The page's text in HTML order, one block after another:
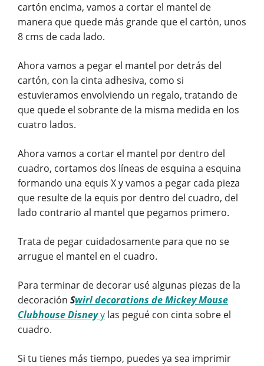
cartón encima, vamos a cortar el mantel de
manera que quede más grande que el cartón, unos
8 cms de cada lado.
Ahora vamos a pegar el mantel por detrás del
cartón, con la cinta adhesiva, como si
estuvieramos envolviendo un regalo, tratando de
que quede el sobrante de la misma medida en los
cuatro lados.
Ahora vamos a cortar el mantel por dentro del
cuadro, cortamos dos líneas de esquina a esquina
formando una equis X y vamos a pegar cada pieza
que resulte de la equis por dentro del cuadro, del
lado contrario al mantel que pegamos primero.
Trata de pegar cuidadosamente para que no se
arrugue el mantel en el cuadro.
Para terminar de decorar usé algunas piezas de la
decoración Swirl decorations de Mickey Mouse
Clubhouse Disneyy las pegué con cinta sobre el
cuadro.
Si tu tienes más tiempo, puedes ya sea imprimir